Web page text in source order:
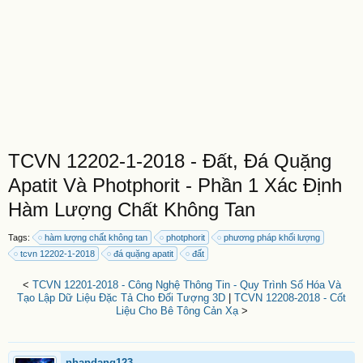
TCVN 12202-1-2018 - Đất, Đá Quặng
Apatit Và Photphorit - Phần 1 Xác Định
Hàm Lượng Chất Không Tan
Tags: hàm lượng chất không tan photphorit
phương pháp khối lượng
tcvn 12202-1-2018
đá quặng apatit đất
< TCVN 12201-2018 - Công Nghệ Thông Tin - Quy Trình Số Hóa Và
Tạo Lập Dữ Liệu Đặc Tả Cho Đối Tượng 3D
TCVN 12208-2018 - Cốt
Liệu Cho Bê Tông Cản Xạ>